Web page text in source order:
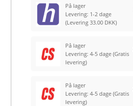
På lager
Levering: 1-2 dage
(Levering 33.00 DKK)
På lager
Levering: 4-5 dage(Gratis
levering)
På lager
Levering: 4-5 dage(Gratis
levering)